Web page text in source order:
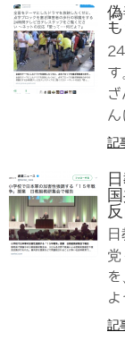
す
ん
記
党
よ
記